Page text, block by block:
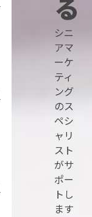
る
シニ
アマ
ーケ
ティ
ング
のス
ペシ
ャリ
スト
がサ
ポー
トし
ます